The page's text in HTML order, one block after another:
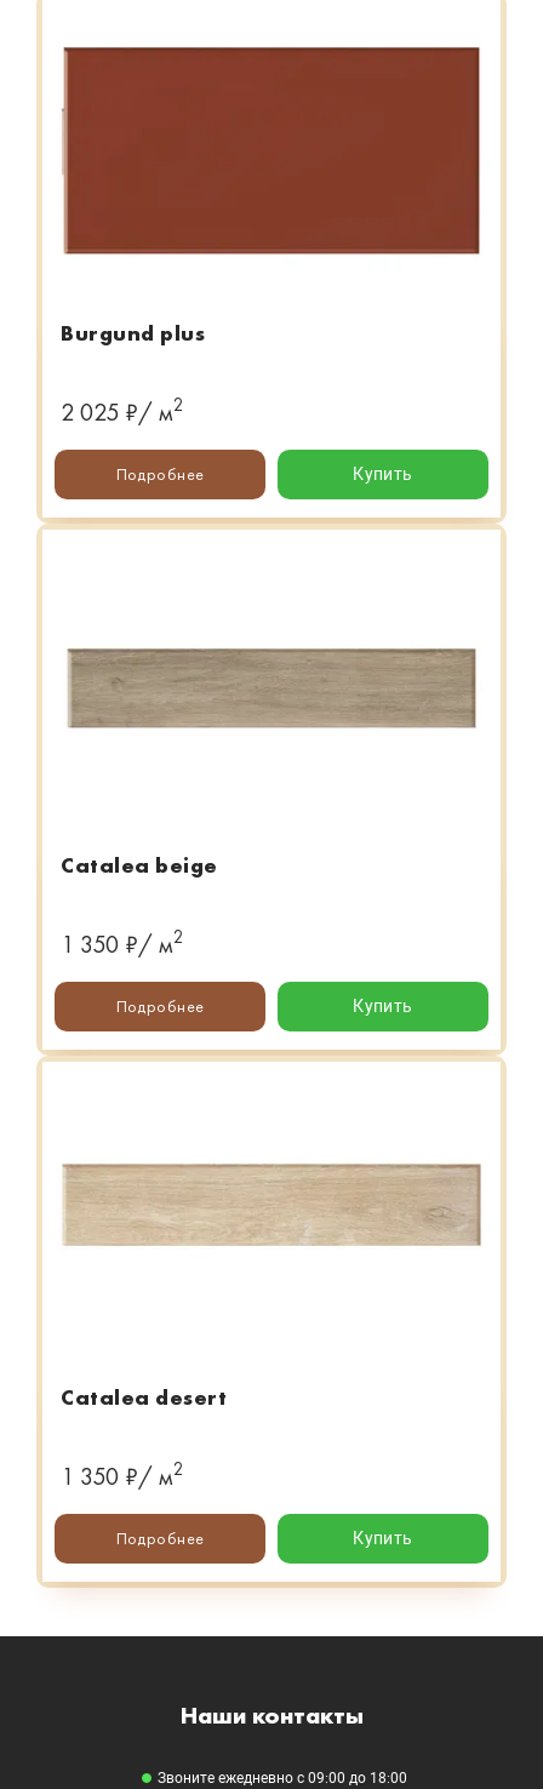
Burgund plus
2 025 ₽/ м2
Подробнее Купить
Catalea beige
1 350 ₽/ м2
Подробнее Купить
Catalea desert
1 350 ₽/ м2
Подробнее Купить
Наши контакты
Звоните ежедневно с 09:00 до 18:00